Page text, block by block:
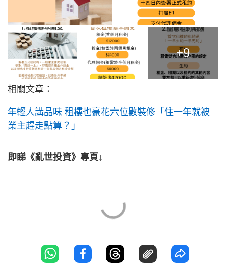
+9
相關文章：
年輕人講品味 租樓也豪花六位數裝修「住一年就被
業主趕走點算？」
即睇《亂世投資》專頁↓